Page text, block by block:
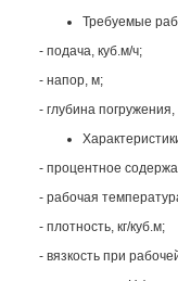
Требуемые
- подача, куб.м/ч;
- напор, м;
- глубина
- процентное
- рабочая
- плотность, кг/куб.м;
- вязкость при